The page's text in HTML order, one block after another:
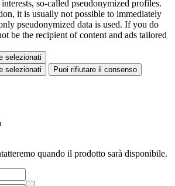
so-called pseudonymized profiles.
it is usually not possible to immediately
pseudonymized data is used. If you do
be the recipient of content and ads tailored
selezionati
selezionati
Puoi rifiutare il consenso
quando il prodotto sarà disponibile.